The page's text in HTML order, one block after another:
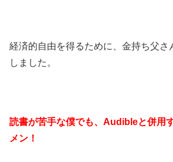
経済的自由を得るために、金持ち父さ
しました。
読書が苦手な僕でも、Audibleと併用
メン！